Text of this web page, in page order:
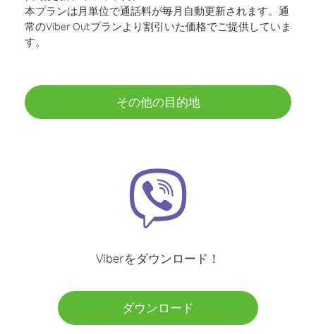
本プランは月単位で通話料が毎月自動更新されます。通
常のViber Outプランより割引いた価格でご提供していま
す。
その他の目的地
Viberをダウンロード！
ダウンロード